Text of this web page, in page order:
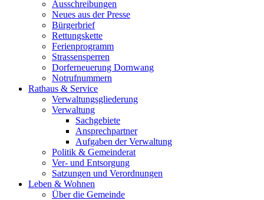
Ausschreibungen
Neues aus der Presse
Bürgerbrief
Rettungskette
Ferienprogramm
Strassensperren
Dorferneuerung Dornwang
Notrufnummern
Rathaus & Service
Verwaltungsgliederung
Verwaltung
Sachgebiete
Ansprechpartner
Aufgaben der Verwaltung
Politik & Gemeinderat
Ver- und Entsorgung
Satzungen und Verordnungen
Leben & Wohnen
Über die Gemeinde